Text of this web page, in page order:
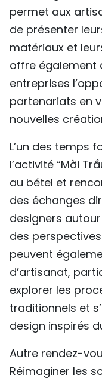
permet aux
de présenter
matériaux et
offre également
entreprises
partenariats en
nouvelles
L’un des temps
l’activité “Mời
au bétel et
des échanges
designers
des
peuvent
d’artisanat,
explorer les
traditionnels et
design inspirés
Autre rendez-
Réimaginer les